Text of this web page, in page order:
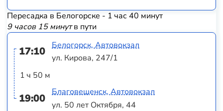
Пересадка в Белогорске - 1 час 40 минут
9 часов 15 минутв пути
17:10
1 ч 50 м
19:00
Белогорск, Автовокзал
ул. Кирова, 247/1
Благовещенск, Автовокзал
ул. 50 лет Октября, 44